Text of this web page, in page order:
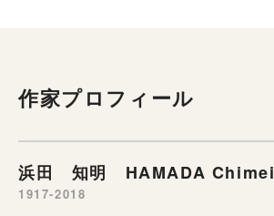
作家プロフィール
浜田 知明 HAMADA Chimei
1917-2018